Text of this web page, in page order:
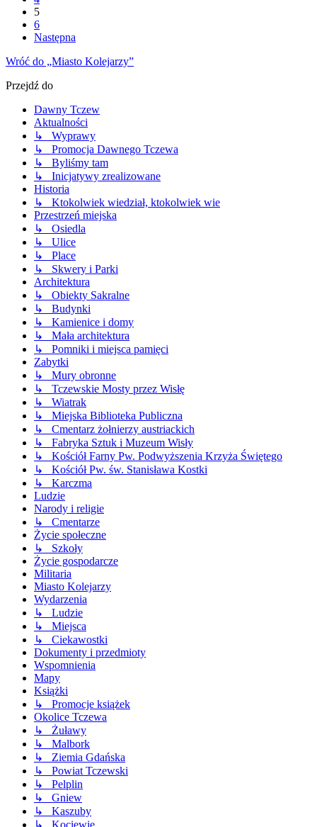
5
6
Następna
Wróć do „Miasto Kolejarzy”
Przejdź do
Dawny Tczew
Aktualności
↳ Wyprawy
↳ Promocja Dawnego Tczewa
↳ Byliśmy tam
↳ Inicjatywy zrealizowane
Historia
↳ Ktokolwiek wiedział, ktokolwiek wie
Przestrzeń miejska
↳ Osiedla
↳ Ulice
↳ Place
↳ Skwery i Parki
Architektura
↳ Obiekty Sakralne
↳ Budynki
↳ Kamienice i domy
↳ Mała architektura
↳ Pomniki i miejsca pamięci
Zabytki
↳ Mury obronne
↳ Tczewskie Mosty przez Wisłę
↳ Wiatrak
↳ Miejska Biblioteka Publiczna
↳ Cmentarz żołnierzy austriackich
↳ Fabryka Sztuk i Muzeum Wisły
↳ Kościół Farny Pw. Podwyższenia Krzyża Świętego
↳ Kościół Pw. św. Stanisława Kostki
↳ Karczma
Ludzie
Narody i religie
↳ Cmentarze
Życie społeczne
↳ Szkoły
Życie gospodarcze
Militaria
Miasto Kolejarzy
Wydarzenia
↳ Ludzie
↳ Miejsca
↳ Ciekawostki
Dokumenty i przedmioty
Wspomnienia
Mapy
Książki
↳ Promocje książek
Okolice Tczewa
↳ Żuławy
↳ Malbork
↳ Ziemia Gdańska
↳ Powiat Tczewski
↳ Pelplin
↳ Gniew
↳ Kaszuby
↳ Kociewie